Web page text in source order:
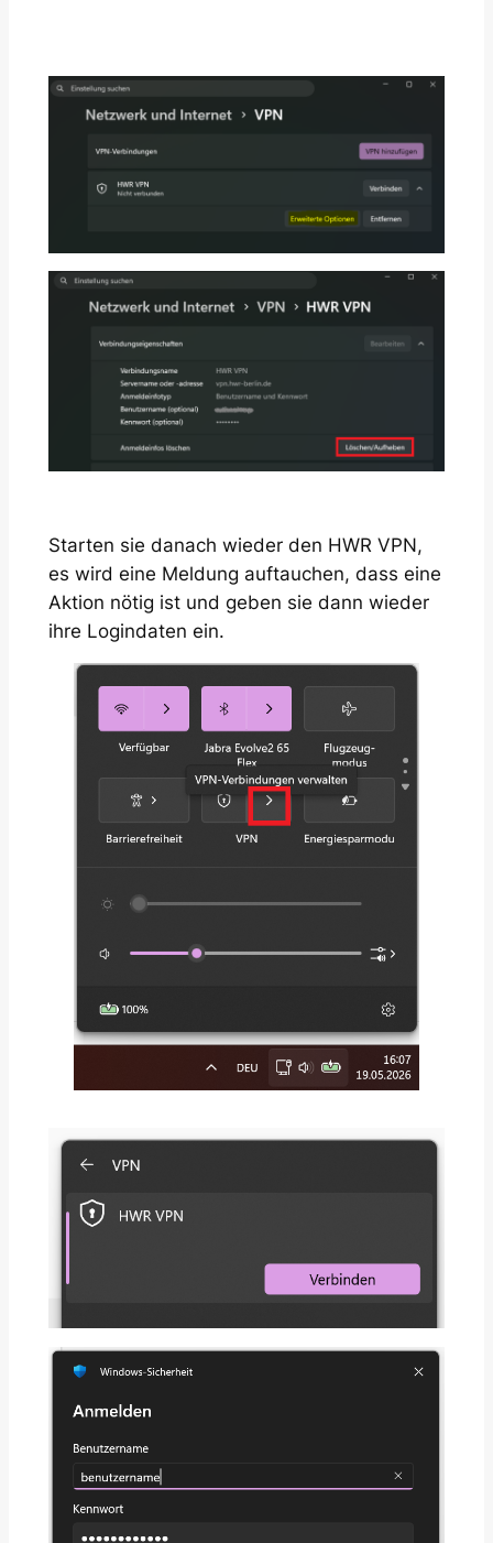
Starten sie danach wieder den HWR VPN,
es wird eine Meldung auftauchen, dass eine
Aktion nötig ist und geben sie dann wieder
ihre Logindaten ein.